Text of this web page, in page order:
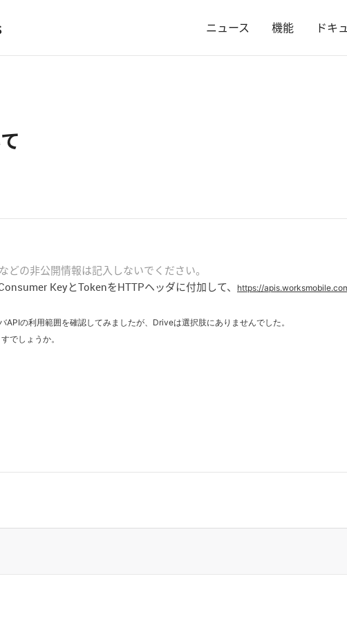
ニュース 機能 ドキ
の非公開情報は記入しないでください。
KeyとTokenをHTTPヘッダに付加して、
https://
の利用範囲を確認してみましたが、Driveは選択肢にありませんでした。
でしょうか。